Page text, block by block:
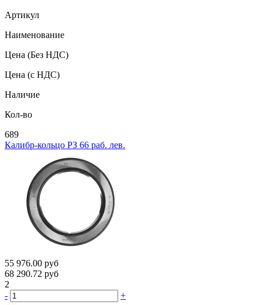
Артикул
Наименование
Цена (Без НДС)
Цена (с НДС)
Наличие
Кол-во
689
Калибр-кольцо РЗ 66 раб. лев.
55 976.00 руб
68 290.72 руб
2
-
+